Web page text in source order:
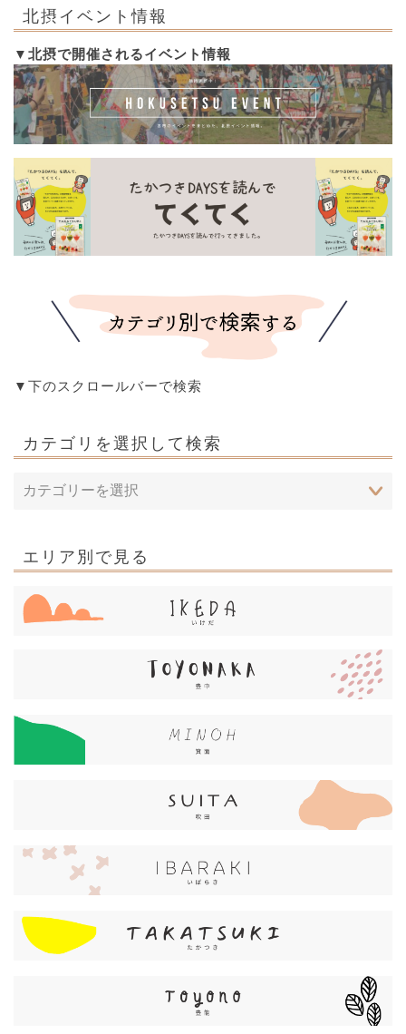
北摂イベント情報
▼北摂で開催されるイベント情報
▼下のスクロールバーで検索
カテゴリを選択して検索
エリア別で見る